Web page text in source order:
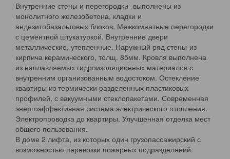
Внутренние стены и перегородки- выполнены из
монолитного железобетона, кладки и
андезитобазальтовых блоков. Межкомнатные перегородки
с цементной штукатуркой. Внутренние двери
металлические, утепленные. Наружный ряд стены-из
кирпича керамического, толщ. 85мм. Кровля выполнена
из наплавляемых гидроизоляционных материалов с
внутренним организованным водостоком. Остекление
квартиры из термически разделенных пластиковых
профилей, с вакуумными стеклопакетами. Современная
энергоэффективная система электрического отопления.
Электропроводка до квартиры. Улучшенная отделка мест
общего пользования.
В доме 2 лифта, из которых один грузопассажирский с
возможностью перевозки пожарных подразделений.